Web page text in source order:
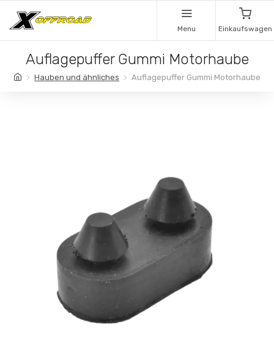
Menu Einkaufswagen
Auflagepuffer Gummi Motorhaube
Hauben und ähnliches Auflagepuffer Gummi Motorhaube